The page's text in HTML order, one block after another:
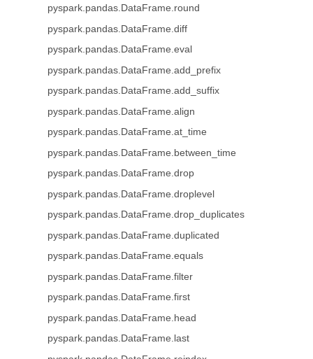
pyspark.pandas.DataFrame.round
pyspark.pandas.DataFrame.diff
pyspark.pandas.DataFrame.eval
pyspark.pandas.DataFrame.add_prefix
pyspark.pandas.DataFrame.add_suffix
pyspark.pandas.DataFrame.align
pyspark.pandas.DataFrame.at_time
pyspark.pandas.DataFrame.between_time
pyspark.pandas.DataFrame.drop
pyspark.pandas.DataFrame.droplevel
pyspark.pandas.DataFrame.drop_duplicates
pyspark.pandas.DataFrame.duplicated
pyspark.pandas.DataFrame.equals
pyspark.pandas.DataFrame.filter
pyspark.pandas.DataFrame.first
pyspark.pandas.DataFrame.head
pyspark.pandas.DataFrame.last